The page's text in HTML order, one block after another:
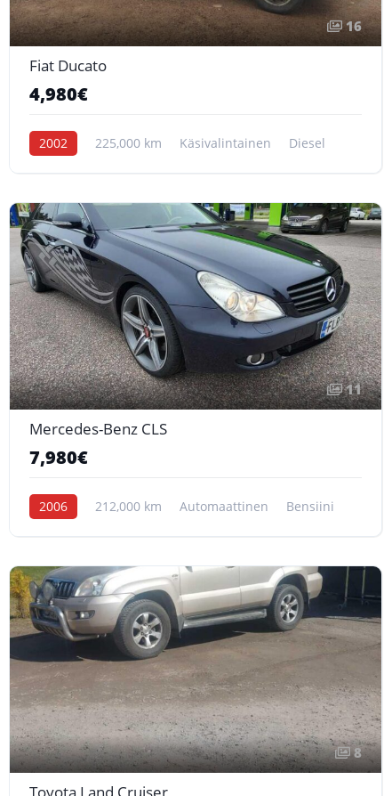
16
Fiat Ducato
4,980€
2002 225,000 km Käsivalintainen Diesel
11
Mercedes-Benz CLS
7,980€
2006 212,000 km Automaattinen Bensiini
8